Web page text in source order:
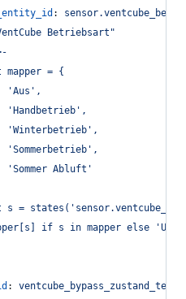
:
Betriebsart "
mapper = {
'Aus',
'Handbetrieb',
'Winterbetrieb',
'Sommerbetrieb',
'Sommer Abluft'
s =
if s in mapper else
: ventcube_bypass_zustand_text